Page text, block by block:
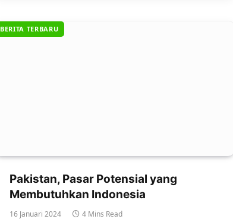
BERITA TERBARU
Pakistan, Pasar Potensial yang
Membutuhkan Indonesia
16 Januari 2024 4 Mins Read